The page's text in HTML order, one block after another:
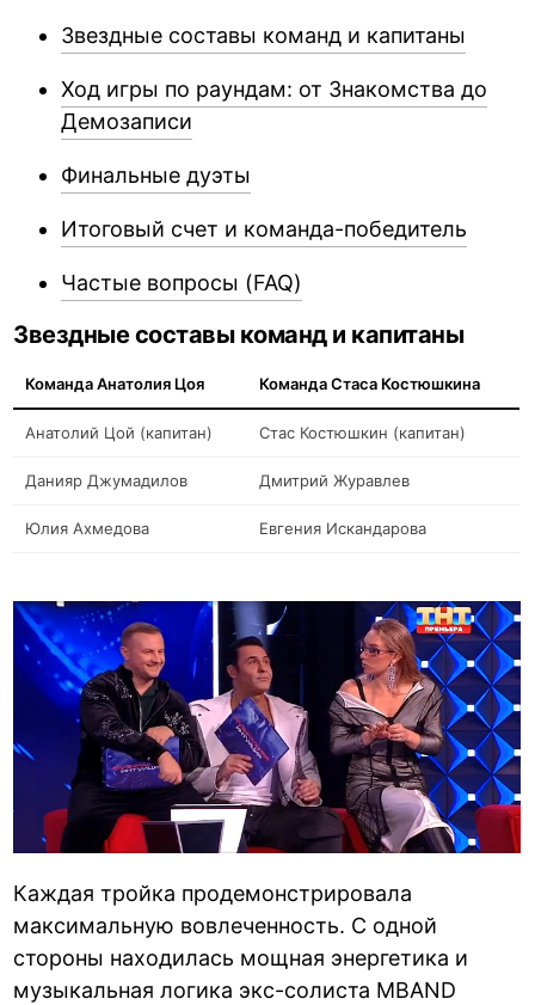
Звездные составы команд и капитаны
Ход игры по раундам: от Знакомства до
Демозаписи
Финальные дуэты
Итоговый счет и команда-победитель
Частые вопросы (FAQ)
Звездные составы команд и капитаны
Команда Анатолия Цоя Команда Стаса Костюшкина
Анатолий Цой (капитан) Стас Костюшкин (капитан)
Данияр Джумадилов Дмитрий Журавлев
Юлия Ахмедова Евгения Искандарова
Каждая тройка продемонстрировала
максимальную вовлеченность. С одной
стороны находилась мощная энергетика и
музыкальная логика экс-солиста MBAND